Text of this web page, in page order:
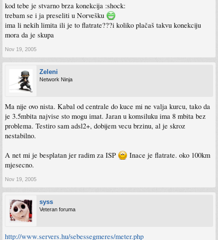
kod tebe je stvarno brza konekcija :shock:
trebam se i ja preseliti u Norvešku
ima li nekih limita ili je to flatrate???i koliko plačaš takvu konekciju
mora da je skupa
Nov 19, 2005
Zeleni
Network Ninja
Ma nije ovo nista. Kabal od centrale do kuce mi ne valja kurcu, tako da
je 3.5mbita najvise sto mogu imat. Jaran u komsiluku ima 8 mbita bez
problema. Testiro sam adsl2+, dobijem vecu brzinu, al je skroz
nestabilno.
A net mi je besplatan jer radim za ISP
Inace je flatrate. oko 100km
mjesecno.
Nov 19, 2005
syss
Veteran foruma
http://www.servers.hu/sebessegmeres/meter.php